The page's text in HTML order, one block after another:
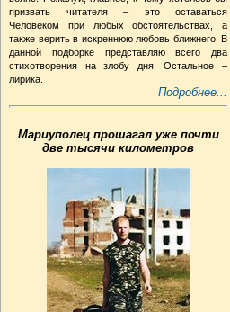
призвать читателя – это оставаться
Человеком при любых обстоятельствах, а
также верить в искреннюю любовь ближнего. В
данной подборке представляю всего два
стихотворения на злобу дня. Остальное –
лирика.
Подробнее...
Мариуполец прошагал уже почти
две тысячи километров